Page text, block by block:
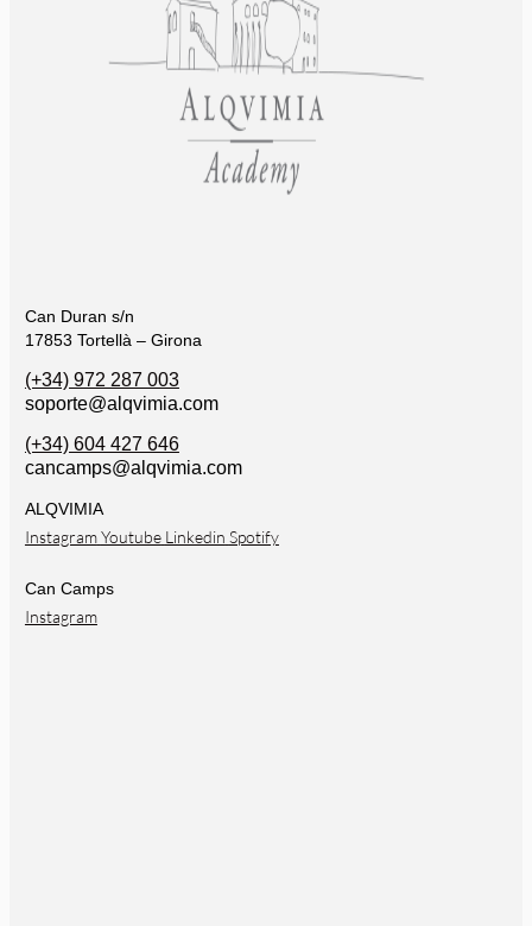
Can Duran s/n
17853 Tortellà – Girona
(+34) 972 287 003
soporte@alqvimia.com
(+34) 604 427 646
cancamps@alqvimia.com
ALQVIMIA
InstagramYoutube Linkedin Spotify
Can Camps
Instagram